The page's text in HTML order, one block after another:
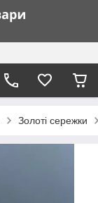
Золоті сережки